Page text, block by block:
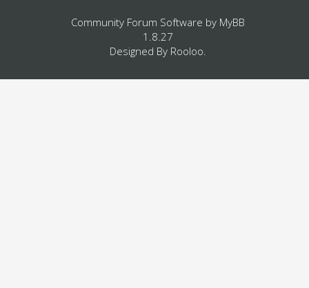
Community Forum Software by MyBB
1.8.27
Designed By Rooloo.